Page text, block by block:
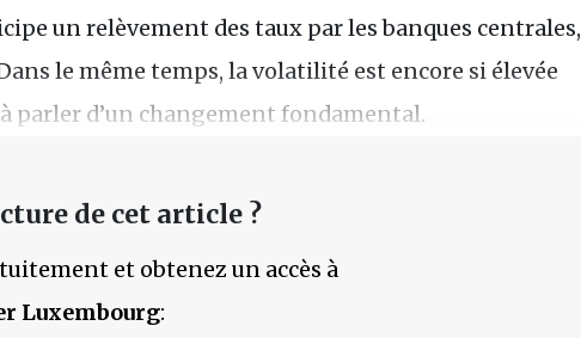
un relèvement des taux par les banques centrales,
le même temps, la volatilité est encore si élevée
parler d’un changement fondamental.
de cet article ?
et obtenez un accès à
Luxembourg: